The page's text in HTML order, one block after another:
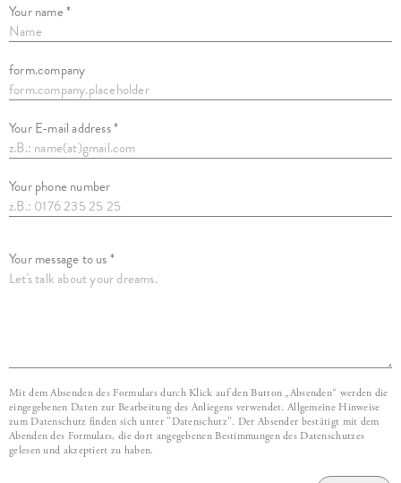
Your name *
form.company
Your E-mail address *
Your phone number
Your message to us *
Mit dem Absenden des Formulars durch Klick auf den Button „Absenden“ werden die
eingegebenen Daten zur Bearbeitung des Anliegens verwendet. Allgemeine Hinweise
zum Datenschutz finden sich unter "Datenschutz". Der Absender bestätigt mit dem
Abenden des Formulars, die dort angegebenen Bestimmungen des Datenschutzes
gelesen und akzeptiert zu haben.